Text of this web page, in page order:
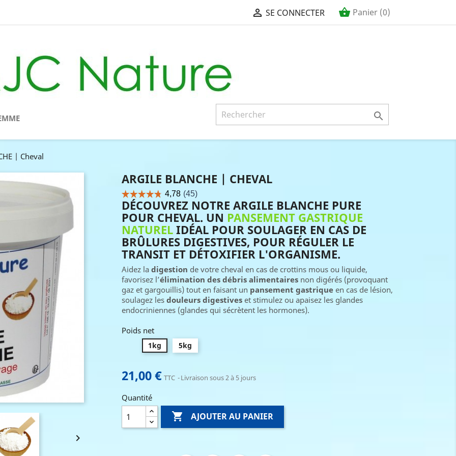
 SE CONNECTER shopping_basket Panier (0)

| Cheval

ARGILE BLANCHE | CHEVAL
DÉCOUVREZ NOTRE ARGILE BLANCHE PURE
POUR CHEVAL. UN PANSEMENT GASTRIQUE
NATUREL IDÉAL POUR SOULAGER EN CAS DE
BRÛLURES DIGESTIVES, POUR RÉGULER LE
TRANSIT ET DÉTOXIFIER L'ORGANISME.
Aidez la digestion de votre cheval en cas de crottins mous ou liquide,
favorisez l’élimination des débris alimentaires non digérés (provoquant
gaz et gargouillis) tout en faisant un pansement gastrique en cas de lésion,
soulagez les douleurs digestives et stimulez ou apaisez les glandes
endocriniennes (glandes qui sécrètent les hormones).
Poids net
1kg 5kg
21,00 € TTC Livraison sous 2 à 5 jours
Quantité
 AJOUTER AU PANIER